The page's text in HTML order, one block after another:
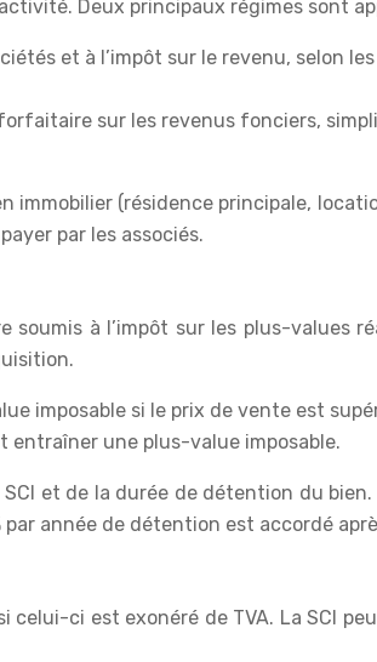
Deux principaux régimes sont
et à l’impôt sur le revenu, selon
sur les revenus fonciers,
immobilier (résidence principale,
par les associés.
soumis à l’impôt sur les plus-values
imposable si le prix de vente est
entraîner une plus-value imposable.
et de la durée de détention du
année de détention est accordé
ci est exonéré de TVA. La SCI